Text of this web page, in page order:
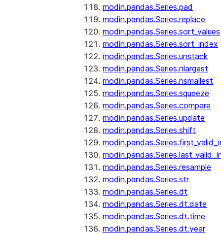
modin.pandas.Series.pad
modin.pandas.Series.replace
modin.pandas.Series.sort_values
modin.pandas.Series.sort_index
modin.pandas.Series.unstack
modin.pandas.Series.nlargest
modin.pandas.Series.nsmallest
modin.pandas.Series.squeeze
modin.pandas.Series.compare
modin.pandas.Series.update
modin.pandas.Series.shift
modin.pandas.Series.resample
modin.pandas.Series.str
modin.pandas.Series.dt
modin.pandas.Series.dt.date
modin.pandas.Series.dt.time
modin.pandas.Series.dt.year